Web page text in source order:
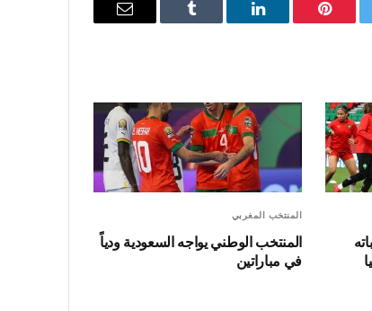
بينتيريستلينكدإن Tumblr
البريد
المنتخب المغربي
المنتخب الوطني يواجه السعودية ودياً
في مباراتين